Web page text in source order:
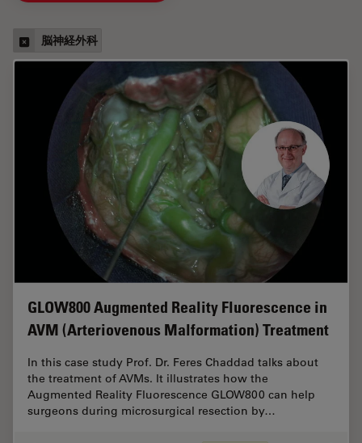
脳神経外科
GLOW800 Augmented Reality Fluorescence in
AVM (Arteriovenous Malformation) Treatment
In this case study Prof. Dr. Feres Chaddad talks about
the treatment of AVMs. It illustrates how the
Augmented Reality Fluorescence GLOW800 can help
surgeons during microsurgical resection by…